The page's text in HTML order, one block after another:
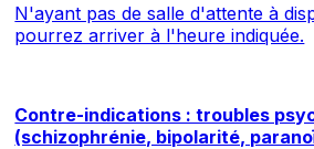
N'ayant pas de salle d'attente à
pourrez arriver à l'heure indiquée.
Contre-indications : troubles
(schizophrénie, bipolarité,